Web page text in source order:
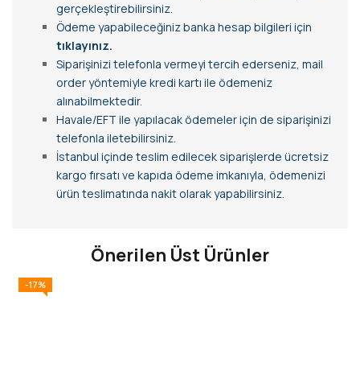
gerçekleştirebilirsiniz.
Ödeme yapabileceğiniz banka hesap bilgileri için
tıklayınız.
Siparişinizi telefonla vermeyi tercih ederseniz, mail
order yöntemiyle kredi kartı ile ödemeniz
alınabilmektedir.
Havale/EFT ile yapılacak ödemeler için de siparişinizi
telefonla iletebilirsiniz.
İstanbul içinde teslim edilecek siparişlerde ücretsiz
kargo fırsatı ve kapıda ödeme imkanıyla, ödemenizi
ürün teslimatında nakit olarak yapabilirsiniz.
Önerilen Üst Ürünler
-17%